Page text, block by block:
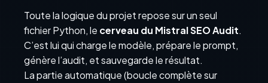
Toute la logique du projet repose sur un seul
fichier Python, le cerveau du Mistral SEO Audit.
C’est lui qui charge le modèle, prépare le prompt,
génère l’audit, et sauvegarde le résultat.
La partie automatique (boucle complète sur